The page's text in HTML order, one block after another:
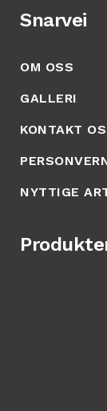
Snarvei
OM OSS
GALLERI
KONTAKT
NYTTIGE